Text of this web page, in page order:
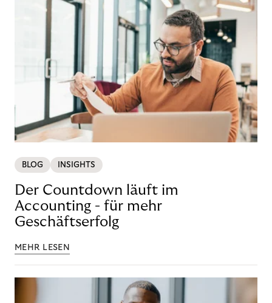
BLOG INSIGHTS
Der Countdown läuft im
Accounting - für mehr
Geschäftserfolg
MEHR LESEN